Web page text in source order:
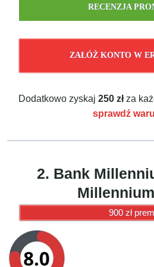
RECENZJA
ZAŁÓŻ KONTO W
Dodatkowo zyskaj 250 złza
sprawdź
2. Bank
900 zł